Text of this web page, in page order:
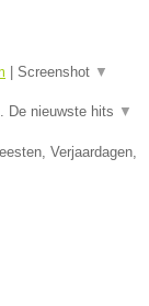
| Screenshot ▼
De nieuwste hits ▼
Verjaardagen,